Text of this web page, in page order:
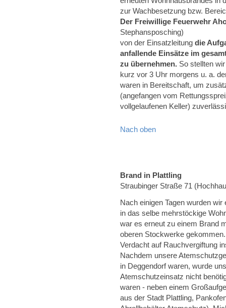
zur Wachbesetzung bzw.
Der Freiwillige Feuerwehr
Stephansposching)
von der Einsatzleitung die
anfallende Einsätze im
zu übernehmen. So stellten
kurz vor 3 Uhr morgens u. a.
waren in Bereitschaft, um
(angefangen vom
vollgelaufenen Keller)
Nach oben
Brand in Plattling
Straubinger Straße 71
Nach einigen Tagen wurden
in das selbe mehrstöckige
war es erneut zu einem Brand
oberen Stockwerke
Verdacht auf Rauchvergiftung
Nachdem unsere
in Deggendorf waren, wurde
Atemschutzeinsatz nicht
waren - neben einem
aus der Stadt Plattling,